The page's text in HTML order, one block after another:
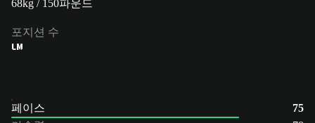
68kg / 150파운드
포지션 수
LM
페이스
75